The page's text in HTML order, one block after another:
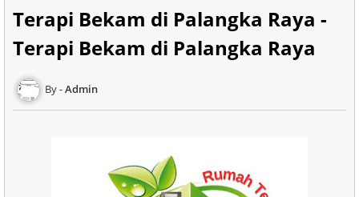
Terapi Bekam di Palangka Raya -
Terapi Bekam di Palangka Raya
Admin